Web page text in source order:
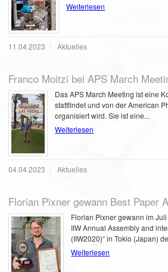
Weiterlesen
11.04.2023 Aktuelles
Franco Moitzi bei APS March
Das APS March Meeting ist eine
stattfindet und von der American
organisiert wird. Sie ist eine...
Weiterlesen
04.04.2023 Aktuelles
Florian Pixner gewann Best Paper
Florian Pixner gewann im
IIW Annual Assembly and
(IIW2020)“ in Tokio (Japan)
Weiterlesen